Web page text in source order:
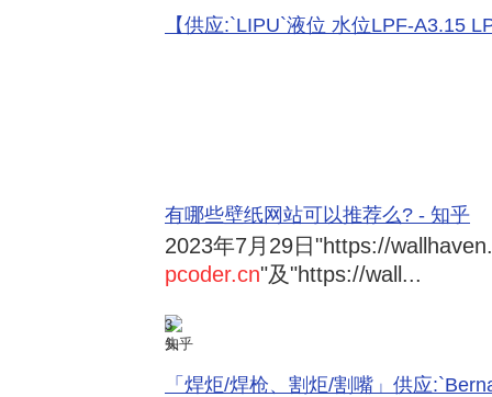
【供应:`LIPU`液位 水位LPF-A3.15
有哪些壁纸网站可以推荐么? - 知乎
2023年7月29日 "https://
pcoder.cn"及"https://wall...
3
知乎
「焊炬/焊枪、割炬/割嘴」供应